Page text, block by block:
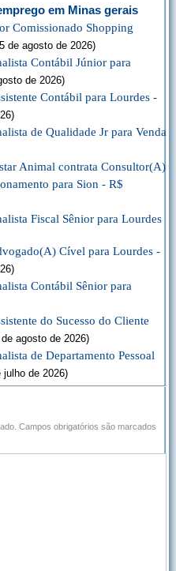
em Minas gerais
Comissionado Shopping
de agosto de 2026)
Contábil Júnior para
de 2026)
Contábil para Lourdes -
de Qualidade Jr para Venda
Animal contrata Consultor(A)
para Sion - R$
Fiscal Sênior para Lourdes
Cível para Lourdes -
Contábil Sênior para
do Sucesso do Cliente
agosto de 2026)
de Departamento Pessoal
julho de 2026)
Campos obrigatórios são marcados